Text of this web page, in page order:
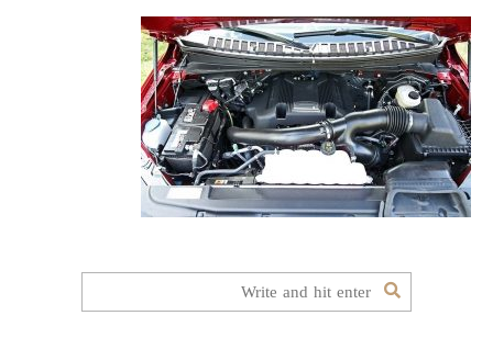
ford-
expedition-
platinum-
inline4-
photo-
695075-
s-
original
مغلقة